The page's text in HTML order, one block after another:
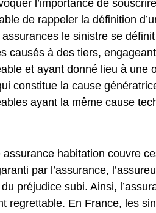
l’importance de
de rappeler la définition
le sinistre se
causés à des tiers,
et ayant donné lieu à une
constitue la cause
ayant la même cause
assurance habitation couvre
par l’assurance,
préjudice subi. Ainsi,
regrettable. En France, les